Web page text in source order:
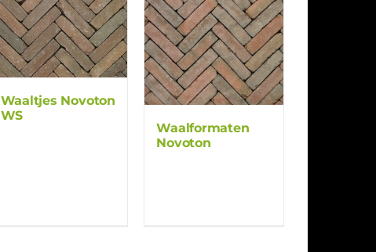
Waaltjes Novoton
WS
Waalformaten
Novoton